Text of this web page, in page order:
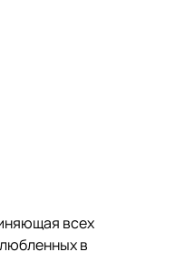
всех
в